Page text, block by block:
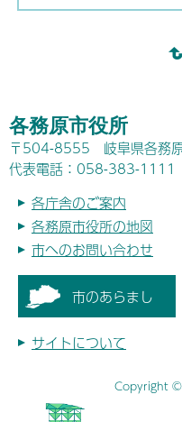
各務原市役所
〒504-8555 岐阜県各務
代表電話：058-383-1111
各庁舎のご案内
各務原市役所の地図
市へのお問い合わせ
市のあらまし
サイトについて
Copyright